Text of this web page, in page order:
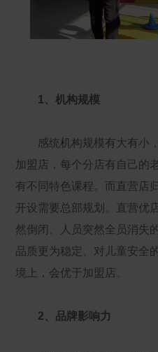
1、机构规模
感统机构规模有大有小，
加盟店，每个分店有自己的
有不同特色课程。而直营店
开设需要总部规划。直营优
然倒闭、人员突然全员消失
品质更为稳定、对儿童安全
境上，会优于加盟店。
2、品牌影响力